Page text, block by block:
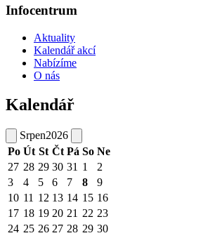
Infocentrum
Aktuality
Kalendář akcí
Nabízíme
O nás
Kalendář
Srpen2026
Po Út St Čt Pá So Ne
27 28 29 30 31 1
2
3
4 5 6 7 8
9
10 11 12 13 14 15 16
17 18 19 20 21 22 23
24 25 26 27 28 29 30